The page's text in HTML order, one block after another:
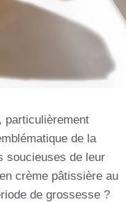
particulièrement
de la
soucieuses de leur
crème pâtissière au
de grossesse ?